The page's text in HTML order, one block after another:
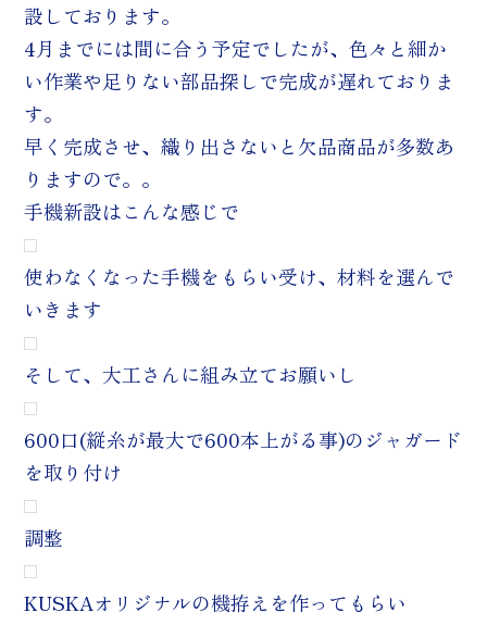
設しております。
4月までには間に合う予定でしたが、色々と細か
い作業や足りない部品探しで完成が遅れておりま
す。
早く完成させ、織り出さないと欠品商品が多数あ
りますので。。
手機新設はこんな感じで
使わなくなった手機をもらい受け、材料を選んで
いきます
そして、大工さんに組み立てお願いし
600口(縦糸が最大で600本上がる事)のジャガード
を取り付け
調整
KUSKAオリジナルの機拵えを作ってもらい